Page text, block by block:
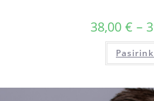
38,00 € –